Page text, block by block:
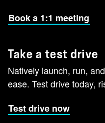
Book a 1:1 meeting
Take a test drive
Natively launch, run,
ease. Test drive today,
Test drive now